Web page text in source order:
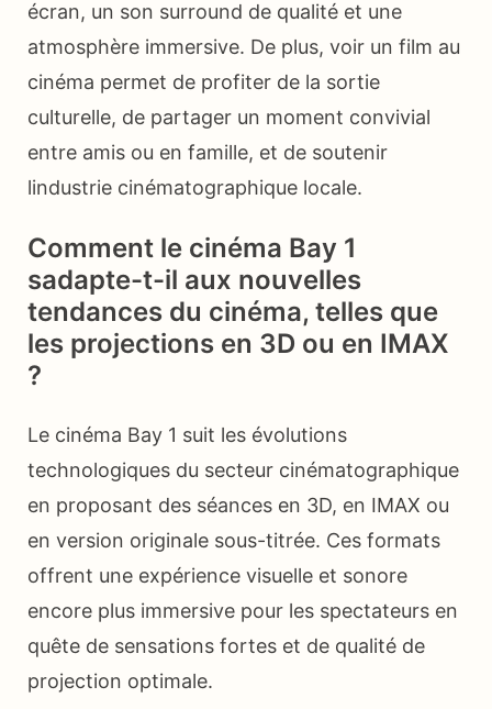
écran, un son surround de qualité et une
atmosphère immersive. De plus, voir un film au
cinéma permet de profiter de la sortie
culturelle, de partager un moment convivial
entre amis ou en famille, et de soutenir
lindustrie cinématographique locale.
Comment le cinéma Bay 1
sadapte-t-il aux nouvelles
tendances du cinéma, telles que
les projections en 3D ou en IMAX
?
Le cinéma Bay 1 suit les évolutions
technologiques du secteur cinématographique
en proposant des séances en 3D, en IMAX ou
en version originale sous-titrée. Ces formats
offrent une expérience visuelle et sonore
encore plus immersive pour les spectateurs en
quête de sensations fortes et de qualité de
projection optimale.